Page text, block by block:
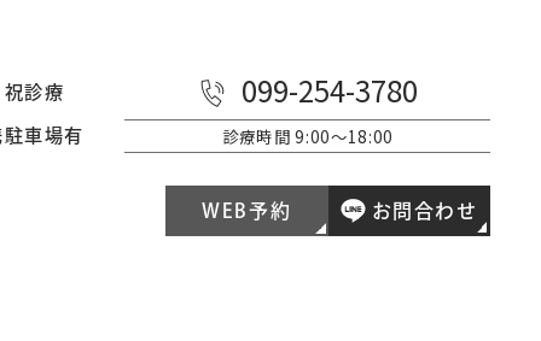
祝診療
駐車場有
099-254-3780
診療時間 9:00～18:00
WEB予約 お問合わせ